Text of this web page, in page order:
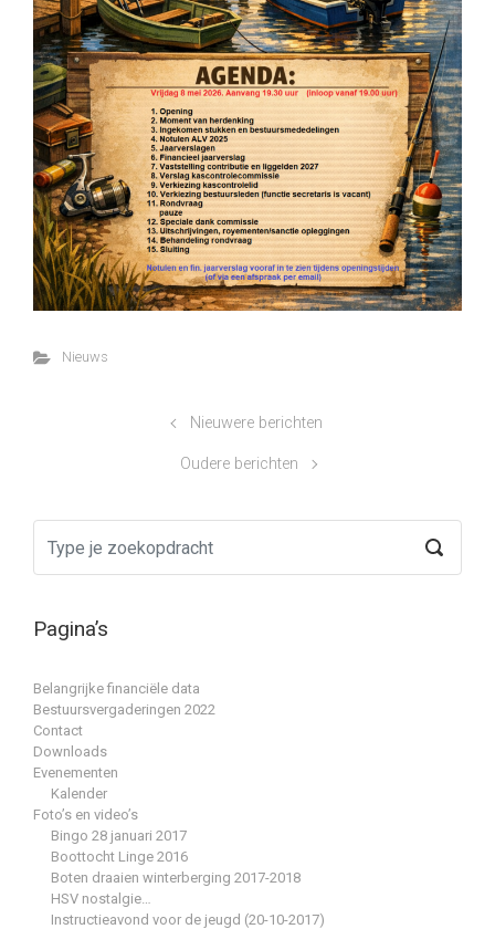
Nieuws
Nieuwere berichten
Oudere berichten
Pagina’s
Belangrijke financiële data
Bestuursvergaderingen 2022
Contact
Downloads
Evenementen
Kalender
Foto’s en video’s
Bingo 28 januari 2017
Boottocht Linge 2016
Boten draaien winterberging 2017-2018
HSV nostalgie…
Instructieavond voor de jeugd (20-10-2017)